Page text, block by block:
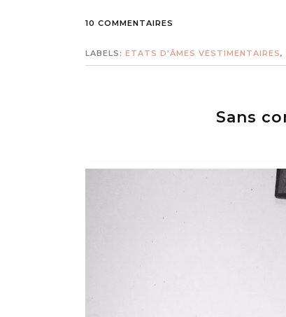
10 COMMENTAIRES
LABELS: ETATS D'ÂMES VESTIMENTAIRES,
Sans